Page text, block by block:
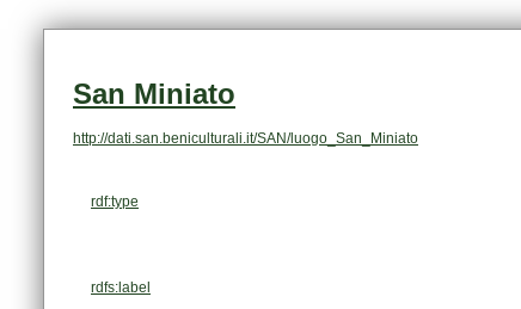
San Miniato
http://dati.san.beniculturali.it/SAN/luogo_San_Miniato
rdf:type
rdfs:label